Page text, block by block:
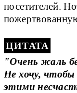
посетителей.
"Очень жаль
Не хочу, чтобы
этими